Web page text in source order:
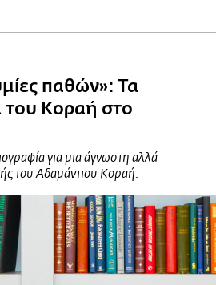
παθών»: Τα
του Κοραή στο
για µια άγνωστη αλλά
του Αδαµάντιου Κοραή.